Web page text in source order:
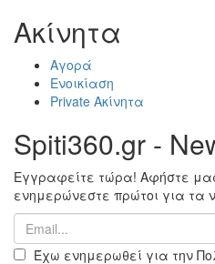
Ακίνητα
Αγορά
Ενοικίαση
Private Ακίνητα
Spiti360.gr -
Εγγραφείτε τώρα! Αφήστε
ενημερώνεστε πρώτοι για τα
Έχω ενημερωθεί για την